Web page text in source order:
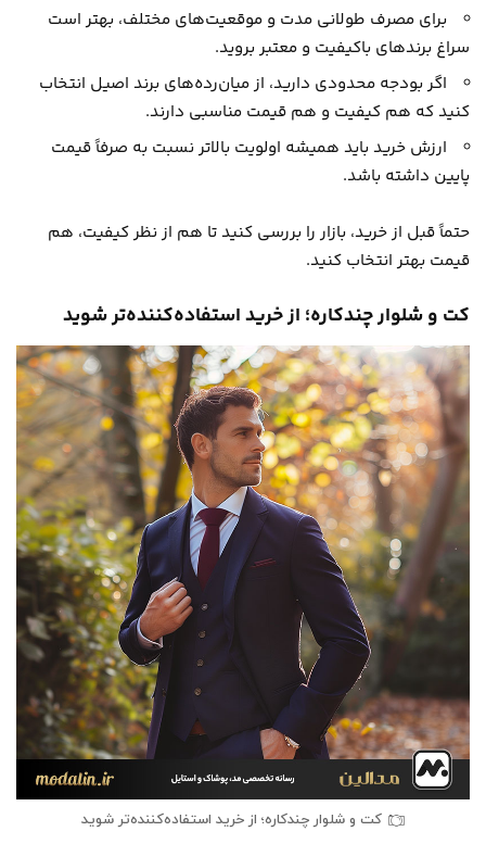
برای مصرف طولانی مدت و موقعیت‌های مختلف، بهتر است
سراغ برندهای باکیفیت و معتبر بروید.
اگر بودجه محدودی دارید، از میان‌رده‌های برند اصیل انتخاب
کنید که هم کیفیت و هم قیمت مناسبی دارند.
ارزش خرید باید همیشه اولویت بالاتر نسبت به صرفاً قیمت
پایین داشته باشد.
حتماً قبل از خرید، بازار را بررسی کنید تا هم از نظر کیفیت، هم
قیمت بهتر انتخاب کنید.
کت و شلوار چندکاره؛ از خرید استفاده‌کننده‌تر شوید
کت و شلوار چندکاره؛ از خرید استفاده‌کننده‌تر شوید